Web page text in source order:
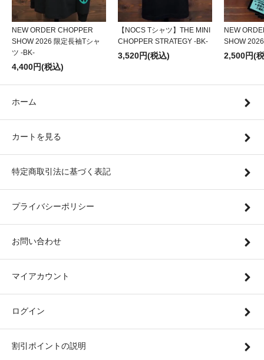
NEW ORDER CHOPPER
SHOW 2026 限定長袖Tシャ
ツ -BK-
4,400円(税込)
【NOCS Tシャツ】THE MINI
CHOPPER STRATEGY -BK-
3,520円(税込)
NEW
SHOW
2,500円(
ホーム
カートを見る
特定商取引法に基づく表記
プライバシーポリシー
お問い合わせ
マイアカウント
ログイン
割引ポイントの説明